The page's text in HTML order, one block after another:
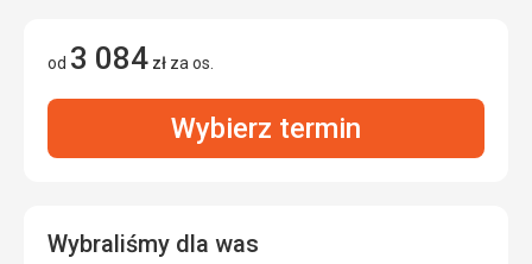
od 3 084 zł za os.
Wybierz termin
Wybraliśmy dla was